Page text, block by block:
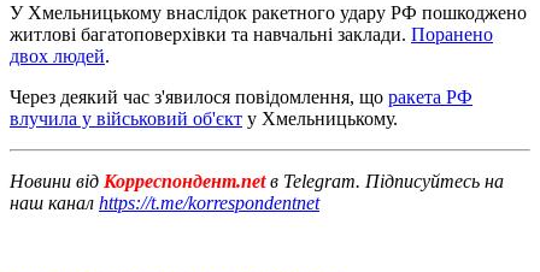
У Хмельницькому внаслідок ракетного удару РФ пошкоджено
житлові багатоповерхівки та навчальні заклади. Поранено
двох людей.
Через деякий час з'явилося повідомлення, що ракета РФ
влучила у військовий об'єкт у Хмельницькому.
Новини від Корреспондент.netв Telegram. Підписуйтесь на
наш канал https://t.me/korrespondentnet